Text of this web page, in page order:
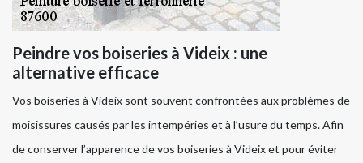
Peindre vos boiseries à Videix : une
alternative efficace
Vos boiseries à Videix sont souvent confrontées aux problèmes de
moisissures causés par les intempéries et à l’usure du temps. Afin
de conserver l’apparence de vos boiseries à Videix et pour éviter